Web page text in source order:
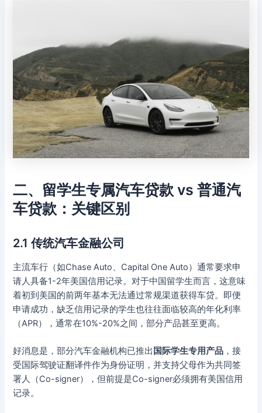
二、留学生专属汽车贷款 vs 普通汽
车贷款：关键区别
2.1 传统汽车金融公司
主流车行（如Chase Auto、Capital One Auto）通常要求申
请人具备1-2年美国信用记录。对于中国留学生而言，这意味
着初到美国的前两年基本无法通过常规渠道获得车贷。即便
申请成功，缺乏信用记录的学生也往往面临较高的年化利率
（APR），通常在10%-20%之间，部分产品甚至更高。
好消息是，部分汽车金融机构已推出 国际学生专用产品 ，接
受国际驾驶证翻译件作为身份证明，并支持父母作为共同签
署人（Co-signer），但前提是Co-signer必须拥有美国信用
记录。